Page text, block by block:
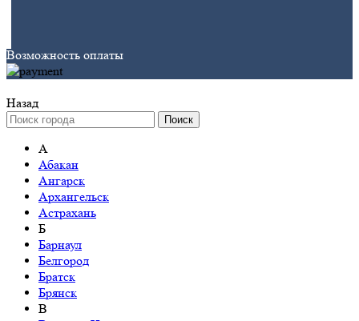
Возможность оплаты
Назад
Поиск
А
Абакан
Ангарск
Архангельск
Астрахань
Б
Барнаул
Белгород
Братск
Брянск
В